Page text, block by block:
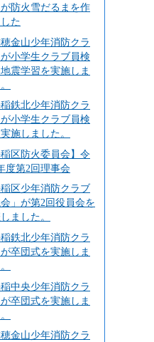
防火雪だるまを作
た
穂金山少年消防クラ
小学生クラブ員検
震学習を実施しま
稲鉄北少年消防クラ
小学生クラブ員検
施しました。
稲区防火委員会】令
度第2回理事会
稲区少年消防クラブ
」が第2回役員会を
ました。
稲鉄北少年消防クラ
卒団式を実施しま
稲中央少年消防クラ
卒団式を実施しま
穂金山少年消防クラ